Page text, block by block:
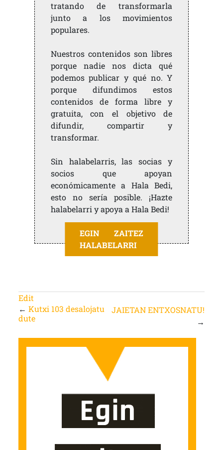
tratando de transformarla
junto a los movimientos
populares.
Nuestros contenidos son libres
porque nadie nos dicta qué
podemos publicar y qué no. Y
porque difundimos estos
contenidos de forma libre y
gratuita, con el objetivo de
difundir, compartir y
transformar.
Sin halabelarris, las socias y
socios que apoyan
económicamente a Hala Bedi,
esto no sería posible. ¡Hazte
halabelarri y apoya a Hala Bedi!
EGIN ZAITEZ
HALABELARRI
Edit
← Kutxi 103 desalojatu
dute
JAIETAN ENTXOSNATU!
→